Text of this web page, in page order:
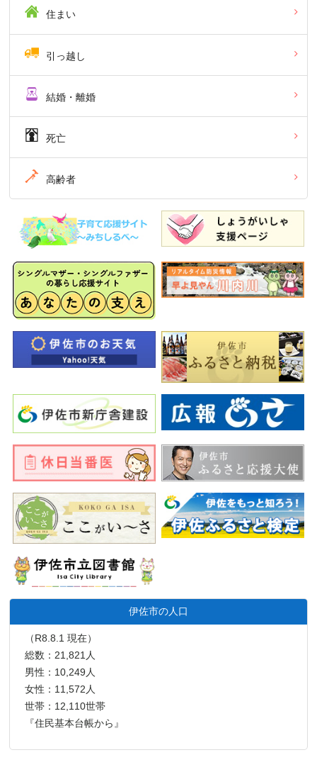
住まい
引っ越し
結婚・離婚
死亡
高齢者
伊佐市の人口
（R8.8.1 現在）
総数：21,821人
男性：10,249人
女性：11,572人
世帯：12,110世帯
『住民基本台帳から』